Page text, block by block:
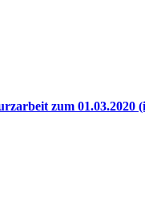
zum 01.03.2020